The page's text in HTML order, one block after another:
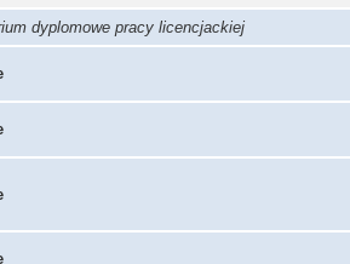
dyplomowe pracy licencjackiej